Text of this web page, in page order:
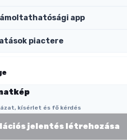
app
piactere
kísérlet és fő kérdés
jelentés létrehozása